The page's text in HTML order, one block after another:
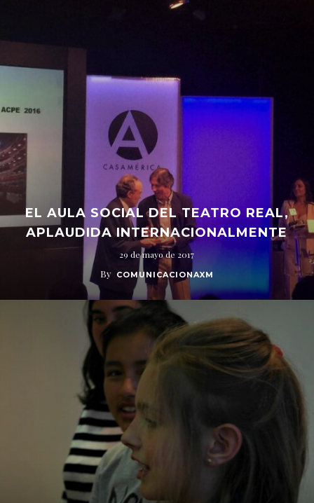
EL AULA SOCIAL DEL TEATRO REAL,
APLAUDIDA INTERNACIONALMENTE
29 de mayo de 2017
By COMUNICACIONAXM